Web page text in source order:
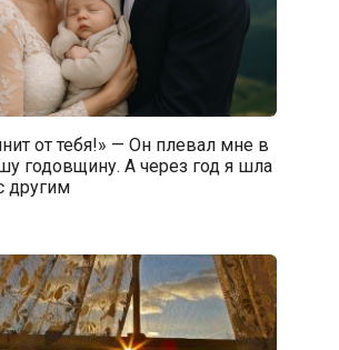
от тебя!» — Он плевал мне в
годовщину. А через год я шла
другим